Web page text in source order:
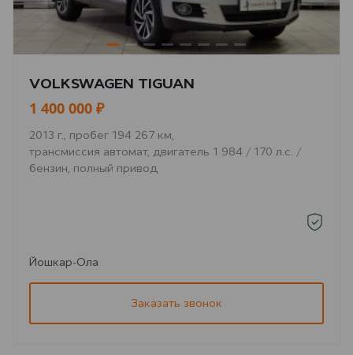
VOLKSWAGEN TIGUAN
1 400 000 ₽
2013 г., пробег 194 267 км,
трансмиссия автомат, двигатель 1 984 / 170 л.с. /
бензин, полный привод
Йошкар-Ола
Заказать звонок